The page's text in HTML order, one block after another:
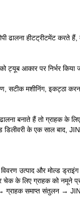
ढालना हीटट्रीटमेंट
आकार पर निर्भर किया
सटीक मशीनिंग, इकट्ठा
बनाते हैं तो ग्राहक के
डिलीवरी के एक साल बाद,
उत्पाद और मोल्ड ड्राइंग
के लिए ग्राहक को नमूने
ग्राहक समाप्त संतुलन →